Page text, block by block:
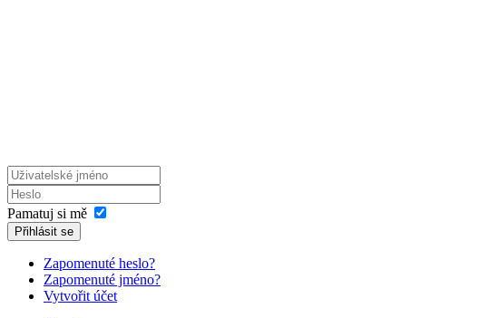
Pamatuj si mě
Přihlásit se
Zapomenuté heslo?
Zapomenuté jméno?
Vytvořit účet